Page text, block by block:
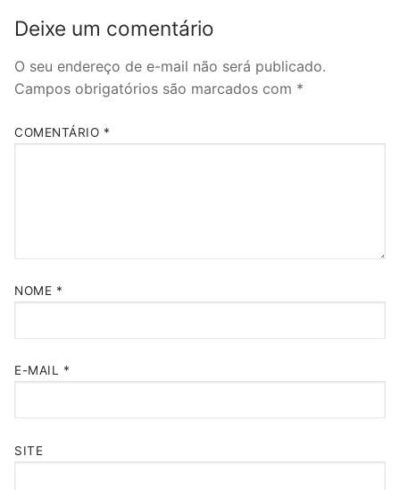
Deixe um comentário
O seu endereço de e-mail não será publicado.
Campos obrigatórios são marcados com *
COMENTÁRIO *
NOME *
E-MAIL *
SITE